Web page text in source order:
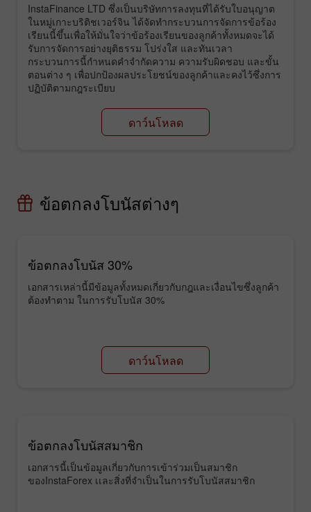
InstaFinance LTD ซึ่งเป็นบริษัทการลงทุนที่ได้รับใบอนุญาต
ในหมู่เกาะบริติชเวอร์จิน ได้จัดทำกระบวนการจัดการข้อร้อง
เรียนนี้ขึ้นเพื่อให้มั่นใจว่าข้อร้องเรียนของลูกค้าทั้งหมดจะได้
รับการจัดการอย่างยุติธรรม โปร่งใส และทันเวลา
กระบวนการนี้กำหนดคำจำกัดความ ความรับผิดชอบ และขั้น
ตอนต่าง ๆ เพื่อปกป้องผลประโยชน์ของลูกค้าและคงไว้ซึ่งการ
ปฏิบัติตามกฎระเบียบ
ดาว์นโหลด
ข้อตกลงโบนัสต่างๆ
ข้อตกลงโบนัส 30%
เอกสารเหล่านี้มีข้อมูลทั้งหมดเกี่ยวกับกฎและเงื่อนไขซึ่งลูกค้า
ต้องทำตาม ในการรับโบนัส 30%
ดาว์นโหลด
ข้อตกลงโบนัสสมาชิก
เอกสารนี้เป็นข้อมูลเกี่ยวกับการเข้าร่วมเป็นสมาชิก
ของInstaForex เเละสิ่งที่จำเป็นในการรับโบนัสสมาชิก